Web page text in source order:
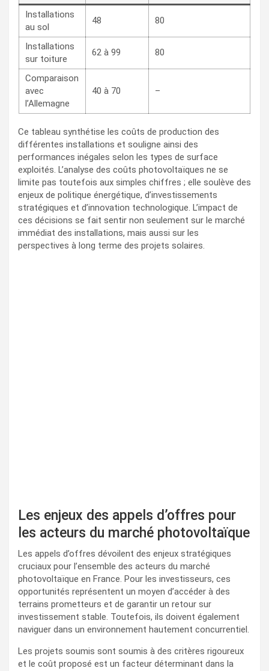
Installations
au sol
48 80
Installations
sur toiture
62 à 99 80
Comparaison
avec
l’Allemagne
40 à 70 –
Ce tableau synthétise les coûts de production des
différentes installations et souligne ainsi des
performances inégales selon les types de surface
exploités. L’analyse des coûts photovoltaïques ne se
limite pas toutefois aux simples chiffres ; elle soulève des
enjeux de politique énergétique, d’investissements
stratégiques et d’innovation technologique. L’impact de
ces décisions se fait sentir non seulement sur le marché
immédiat des installations, mais aussi sur les
perspectives à long terme des projets solaires.
Les enjeux des appels d’offres pour
les acteurs du marché photovoltaïque
Les appels d’offres dévoilent des enjeux stratégiques
cruciaux pour l’ensemble des acteurs du marché
photovoltaïque en France. Pour les investisseurs, ces
opportunités représentent un moyen d’accéder à des
terrains prometteurs et de garantir un retour sur
investissement stable. Toutefois, ils doivent également
naviguer dans un environnement hautement concurrentiel.
Les projets soumis sont soumis à des critères rigoureux
et le coût proposé est un facteur déterminant dans la